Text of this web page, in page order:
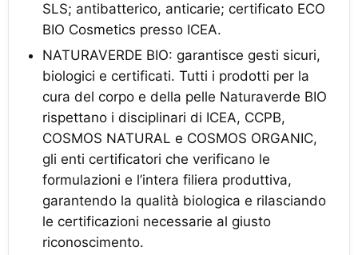
SLS; antibatterico, anticarie; certificato ECO
BIO Cosmetics presso ICEA.
NATURAVERDE BIO: garantisce gesti sicuri,
biologici e certificati. Tutti i prodotti per la
cura del corpo e della pelle Naturaverde BIO
rispettano i disciplinari di ICEA, CCPB,
COSMOS NATURAL e COSMOS ORGANIC,
gli enti certificatori che verificano le
formulazioni e l’intera filiera produttiva,
garantendo la qualità biologica e rilasciando
le certificazioni necessarie al giusto
riconoscimento.